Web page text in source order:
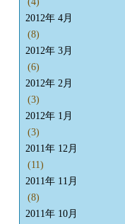
2012年 4月
(8)
2012年 3月
(6)
2012年 2月
(3)
2012年 1月
(3)
2011年 12月
(11)
2011年 11月
(8)
2011年 10月